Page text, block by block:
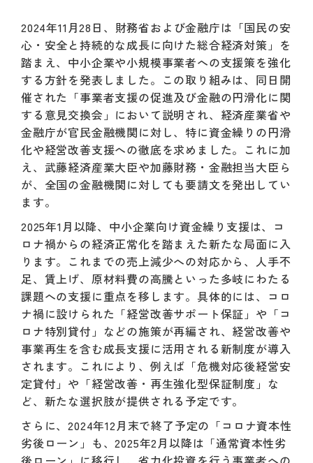
2024年11月28日、財務省および金融庁は「国民の安
心・安全と持続的な成長に向けた総合経済対策」を
踏まえ、中小企業や小規模事業者への支援策を強化
する方針を発表しました。この取り組みは、同日開
催された「事業者支援の促進及び金融の円滑化に関
する意見交換会」において説明され、経済産業省や
金融庁が官民金融機関に対し、特に資金繰りの円滑
化や経営改善支援への徹底を求めました。これに加
え、武藤経済産業大臣や加藤財務・金融担当大臣ら
が、全国の金融機関に対しても要請文を発出してい
ます。
2025年1月以降、中小企業向け資金繰り支援は、コ
ロナ禍からの経済正常化を踏まえた新たな局面に入
ります。これまでの売上減少への対応から、人手不
足、賃上げ、原材料費の高騰といった多岐にわたる
課題への支援に重点を移します。具体的には、コロ
ナ禍に設けられた「経営改善サポート保証」や「コ
ロナ特別貸付」などの施策が再編され、経営改善や
事業再生を含む成長支援に活用される新制度が導入
されます。これにより、例えば「危機対応後経営安
定貸付」や「経営改善・再生強化型保証制度」な
ど、新たな選択肢が提供される予定です。
さらに、2024年12月末で終了予定の「コロナ資本性
劣後ローン」も、2025年2月以降は「通常資本性劣